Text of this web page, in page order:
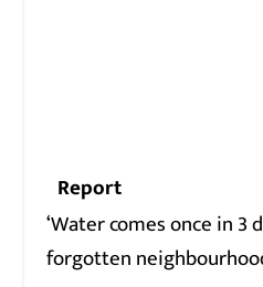
Report
‘Water comes once in 3
forgotten